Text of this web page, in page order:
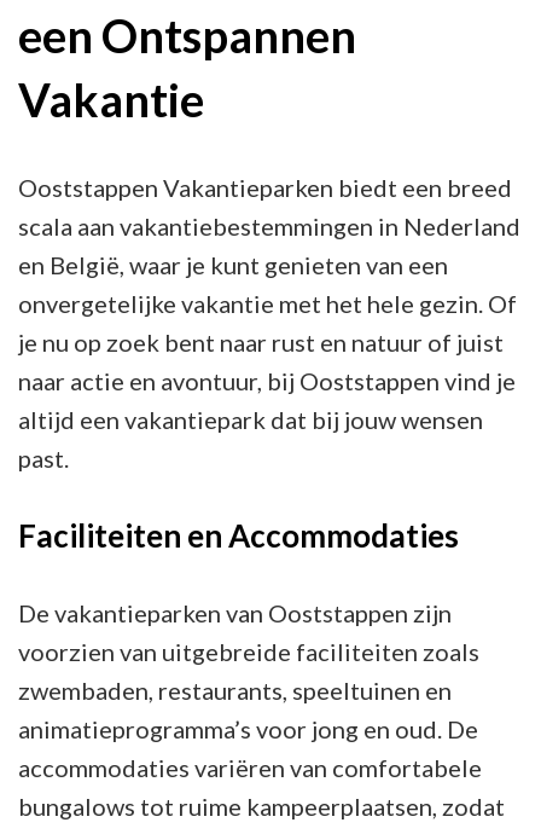
Bestemming
voor
een Ontspannen
Vakantie
Ooststappen Vakantieparken biedt een breed
scala aan vakantiebestemmingen in Nederland
en België, waar je kunt genieten van een
onvergetelijke vakantie met het hele gezin. Of
je nu op zoek bent naar rust en natuur of juist
naar actie en avontuur, bij Ooststappen vind je
altijd een vakantiepark dat bij jouw wensen
past.
Faciliteiten en Accommodaties
De vakantieparken van Ooststappen zijn
voorzien van uitgebreide faciliteiten zoals
zwembaden, restaurants, speeltuinen en
animatieprogramma’s voor jong en oud. De
accommodaties variëren van comfortabele
bungalows tot ruime kampeerplaatsen, zodat